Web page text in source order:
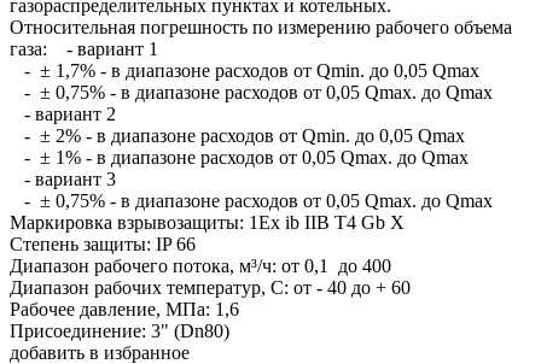
газораспределительных пунктах и котельных.
Относительная погрешность по измерению рабочего объема
газа: - вариант 1
- ± 1,7% - в диапазоне расходов от Qmin. до 0,05 Qmax
- ± 0,75% - в диапазоне расходов от 0,05 Qmax. до Qmax
- вариант 2
- ± 2% - в диапазоне расходов от Qmin. до 0,05 Qmax
- ± 1% - в диапазоне расходов от 0,05 Qmax. до Qmax
- вариант 3
- ± 0,75% - в диапазоне расходов от 0,05 Qmax. до Qmax
Маркировка взрывозащиты: 1Ex ib IIВ T4 Gb Х
Степень защиты: IP 66
Диапазон рабочего потока, м³/ч: от 0,1 до 400
Диапазон рабочих температур, С: от - 40 до + 60
Рабочее давление, МПа: 1,6
Присоединение: 3" (Dn80)
добавить в избранное